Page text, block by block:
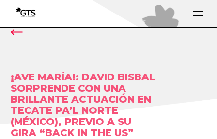
¡AVE MARÍA!: DAVID BISBAL
SORPRENDE CON UNA
BRILLANTE ACTUACIÓN EN
TECATE PA’L NORTE
(MÉXICO), PREVIO A SU
GIRA “BACK IN THE US”